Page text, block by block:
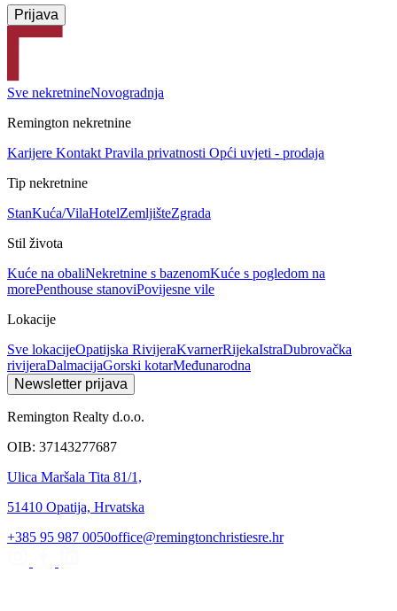
Prijava
Sve nekretnineNovogradnja
Remington nekretnine
Karijere KontaktPravila privatnosti Opći uvjeti - prodaja
Tip nekretnine
StanKuća/VilaHotelZemljišteZgrada
Stil života
Kuće na obaliNekretnine s bazenomKuće s pogledom na
morePenthouse stanoviPovijesne vile
Lokacije
Sve lokacijeOpatijska RivijeraKvarnerRijekaIstraDubrovačka
rivijeraDalmacijaGorski kotarMeđunarodna
Newsletter prijava
Remington Realty d.o.o.
OIB: 37143277687
Ulica Maršala Tita 81/1,
51410 Opatija, Hrvatska
+385 95 987 0050office@remingtonchristiesre.hr